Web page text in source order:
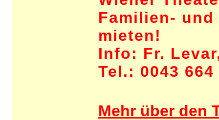
Familien-
mieten!
Info: Fr.
Tel.: 0043 664
Mehr über den